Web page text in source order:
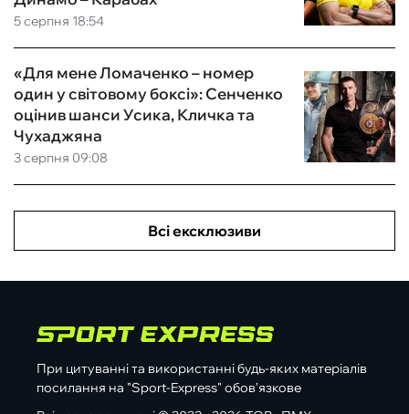
5 серпня 18:54
3 серпня 09:08
«Для мене Ломаченко – номер
один у світовому боксі»: Сенченко
оцінив шанси Усика, Кличка та
Чухаджяна
Всі ексклюзиви
При цитуванні та використанні будь-яких матеріалів
посилання на "Sport-Express" обов'язкове